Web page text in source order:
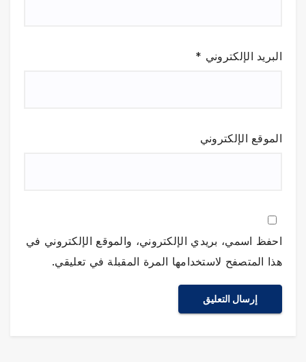
البريد الإلكتروني *
الموقع الإلكتروني
احفظ اسمي، بريدي الإلكتروني، والموقع الإلكتروني في
هذا المتصفح لاستخدامها المرة المقبلة في تعليقي.